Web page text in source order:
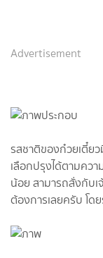
Advertisement
รสชาติของก๋วยเตี๋ย
เลือกปรุงได้ตามควา
น้อย สามารถสั่งกับเ
ต้องการเลยครับ โด